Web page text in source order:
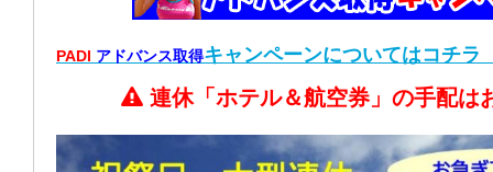
PADI アドバンス取得キャンペーンについてはコチラ
連休「ホテル＆航空券」の手配は